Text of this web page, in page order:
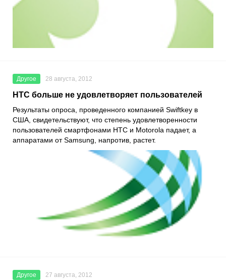
Другое 28 августа, 2012
HTC больше не удовлетворяет пользователей
Результаты опроса, проведенного компанией Swiftkey в
США, свидетельствуют, что степень удовлетворенности
пользователей смартфонами HTC и Motorola падает, а
аппаратами от Samsung, напротив, растет.
Другое 27 августа, 2012